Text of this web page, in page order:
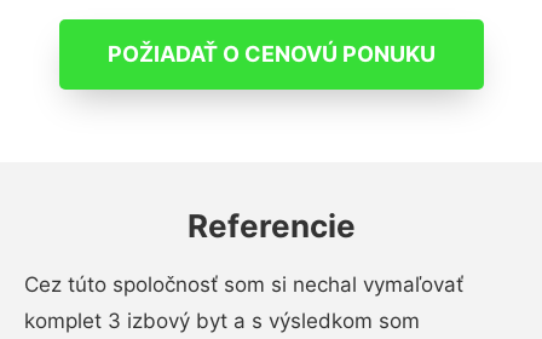
POŽIADAŤ O CENOVÚ PONUKU
Referencie
Cez túto spoločnosť som si nechal vymaľovať
komplet 3 izbový byt a s výsledkom som